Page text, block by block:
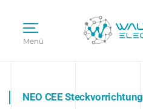
Menü
NEO CEE Steckvorrichtung